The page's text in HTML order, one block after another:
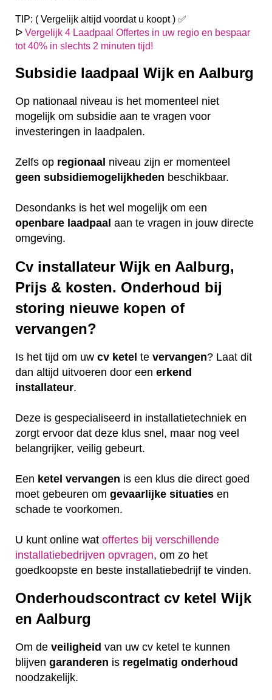
TIP: ( Vergelijk altijd voordat u koopt ) ✅
ᐅ Vergelijk 4 Laadpaal Offertes in uw regio en bespaar
tot 40% in slechts 2 minuten tijd!
Subsidie laadpaal Wijk en Aalburg
Op nationaal niveau is het momenteel niet
mogelijk om subsidie aan te vragen voor
investeringen in laadpalen.
Zelfs op regionaal niveau zijn er momenteel
geen subsidiemogelijkheden beschikbaar.
Desondanks is het wel mogelijk om een
openbare laadpaal aan te vragen in jouw directe
omgeving.
Cv installateur Wijk en Aalburg,
Prijs & kosten. Onderhoud bij
storing nieuwe kopen of
vervangen?
Is het tijd om uw cv ketel te vervangen? Laat dit
dan altijd uitvoeren door een erkend
installateur.
Deze is gespecialiseerd in installatietechniek en
zorgt ervoor dat deze klus snel, maar nog veel
belangrijker, veilig gebeurt.
Een ketel vervangen is een klus die direct goed
moet gebeuren om gevaarlijke situaties en
schade te voorkomen.
U kunt online wat offertes bij verschillende
installatiebedrijven opvragen, om zo het
goedkoopste en beste installatiebedrijf te vinden.
Onderhoudscontract cv ketel Wijk
en Aalburg
Om de veiligheid van uw cv ketel te kunnen
blijven garanderen is regelmatig onderhoud
noodzakelijk.